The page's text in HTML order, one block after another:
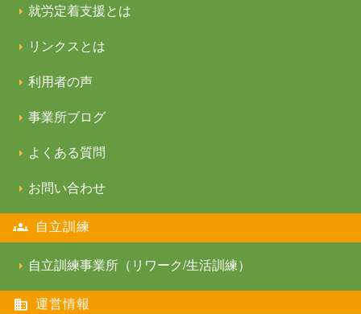
就労定着支援とは
リンクスとは
利用者の声
事業所ブログ
よくある質問
お問い合わせ
自立訓練
自立訓練事業所（リワーク/生活訓練）
運営情報